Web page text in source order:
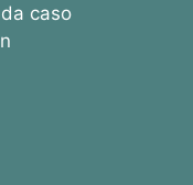
caso